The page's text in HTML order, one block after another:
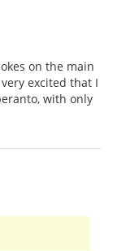
on the main
excited that I
with only